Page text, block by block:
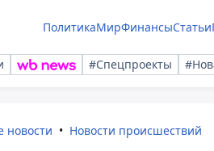
ПолитикаМирФинансыСтатьи
#Спецпроекты
новости Новости происшествий